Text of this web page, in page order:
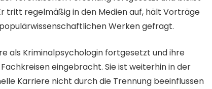
tritt regelmäßig in den Medien auf, hält Vorträge
Werken gefragt.
als Kriminalpsychologin fortgesetzt und ihre
eingebracht. Sie ist weiterhin in der
Karriere nicht durch die Trennung beeinflussen